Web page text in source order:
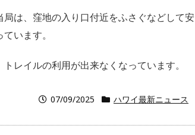
は、窪地の入り口付近をふさぐなどして安
います。
レイルの利用が出来なくなっています。
07/09/2025 ハワイ最新ニュース